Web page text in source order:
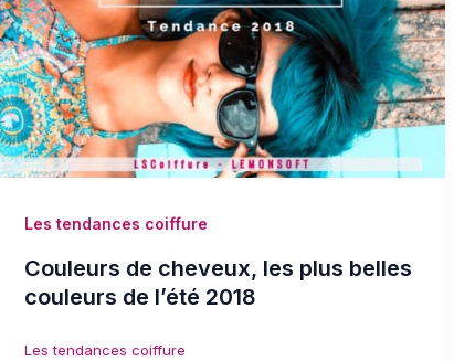
Les tendances coiffure
Couleurs de cheveux, les plus belles
couleurs de l’été 2018
Les tendances coiffure